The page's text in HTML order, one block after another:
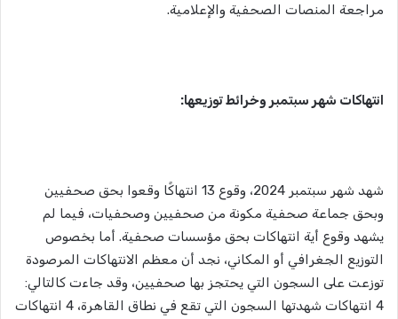
مراجعة المنصات الصحفية والإعلامية.
انتهاكات شهر سبتمبر وخرائط توزيعها:
شهد شهر سبتمبر 2024، وقوع 13 انتهاكًا وقعوا بحق صحفيين
وبحق جماعة صحفية مكونة من صحفيين وصحفيات، فيما لم
يشهد وقوع أية انتهاكات بحق مؤسسات صحفية. أما بخصوص
التوزيع الجغرافي أو المكاني، نجد أن معظم الانتهاكات المرصودة
توزعت على السجون التي يحتجز بها صحفيين، وقد جاءت كالتالي:
4 انتهاكات شهدتها السجون التي تقع في نطاق القاهرة، 4 انتهاكات